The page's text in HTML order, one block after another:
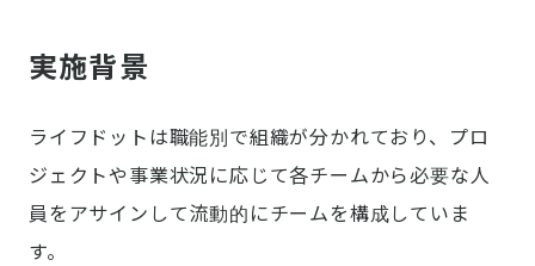
実施背景
ライフドットは職能別で組織が分かれており、プロ
ジェクトや事業状況に応じて各チームから必要な人
員をアサインして流動的にチームを構成していま
す。